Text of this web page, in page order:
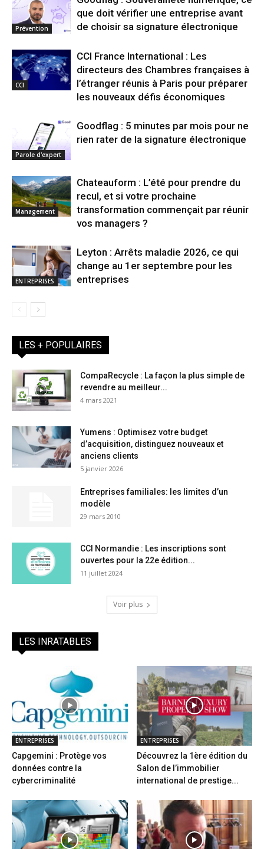
Prévention
que doit vérifier une entreprise avant
de choisir sa signature électronique
CCI
CCI France International : Les
directeurs des Chambres françaises à
l’étranger réunis à Paris pour préparer
les nouveaux défis économiques
Parole d'expert
Goodflag : 5 minutes par mois pour ne
rien rater de la signature électronique
Management
Chateauform : L’été pour prendre du
recul, et si votre prochaine
transformation commençait par réunir
vos managers ?
ENTREPRISES
Leyton : Arrêts maladie 2026, ce qui
change au 1er septembre pour les
entreprises
LES + POPULAIRES
CompaRecycle : La façon la plus simple de
revendre au meilleur...
4 mars 2021
Yumens : Optimisez votre budget
d’acquisition, distinguez nouveaux et
anciens clients
5 janvier 2026
Entreprises familiales: les limites d’un
modèle
29 mars 2010
CCI Normandie : Les inscriptions sont
ouvertes pour la 22e édition...
11 juillet 2024
Voir plus
LES INRATABLES
ENTREPRISES
Capgemini : Protège vos
données contre la
cybercriminalité
ENTREPRISES
Découvrez la 1ère édition du
Salon de l’immobilier
international de prestige...